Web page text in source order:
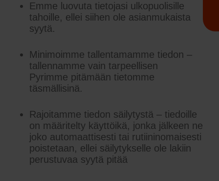
Emme luovuta tietojasi ulkopuolisille
tahoille, ellei siihen ole asianmukaista
syytä.
Minimoimme tallentamamme tiedon –
tallennamme vain tarpeellisen
Pyrimme pitämään tietomme
täsmällisinä.
Rajoitamme tiedon säilytystä – tiedoille
on määritelty käyttöikä, jonka jälkeen ne
joko automaattisesti tai rutiininomaisesti
poistetaan, ellei säilytykselle ole lakiin
perustuvaa syytä pitää